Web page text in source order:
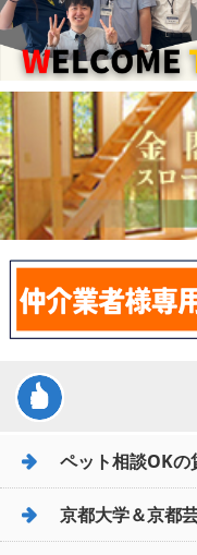
ペット相談OKの
京都大学＆京都